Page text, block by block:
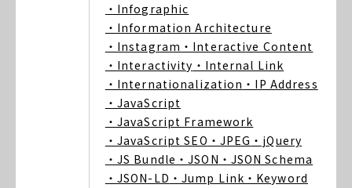
・Infographic
・Information Architecture
・Instagram ・Interactive Content
・Interactivity ・Internal Link
・Internationalization ・IP Address
・JavaScript
・JavaScript Framework
・JavaScript SEO ・JPEG ・jQuery
・JS Bundle ・JSON ・JSON Schema
・JSON-LD ・Jump Link ・Keyword